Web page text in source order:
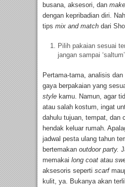
busana, aksesori, dan
dengan kepribadian diri.
tips mix and match dari
Pilih pakaian sesuai
jangan sampai
Pertama-tama, analisis
gaya berpakaian yang
style kamu. Namun, agar
atau salah kostum, ingat
dahulu tujuan, tempat, dan
hendak keluar rumah.
jadwal pesta ulang tahun
bertemakan outdoor party.
memakai long coat atau
aksesoris seperti scarf
kulit, ya. Bukanya akan